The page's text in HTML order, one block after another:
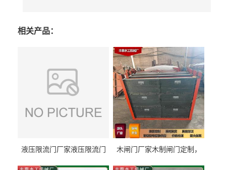
相关产品：
液压限流门厂家液压限流门
木闸门厂家木制闸门定制，